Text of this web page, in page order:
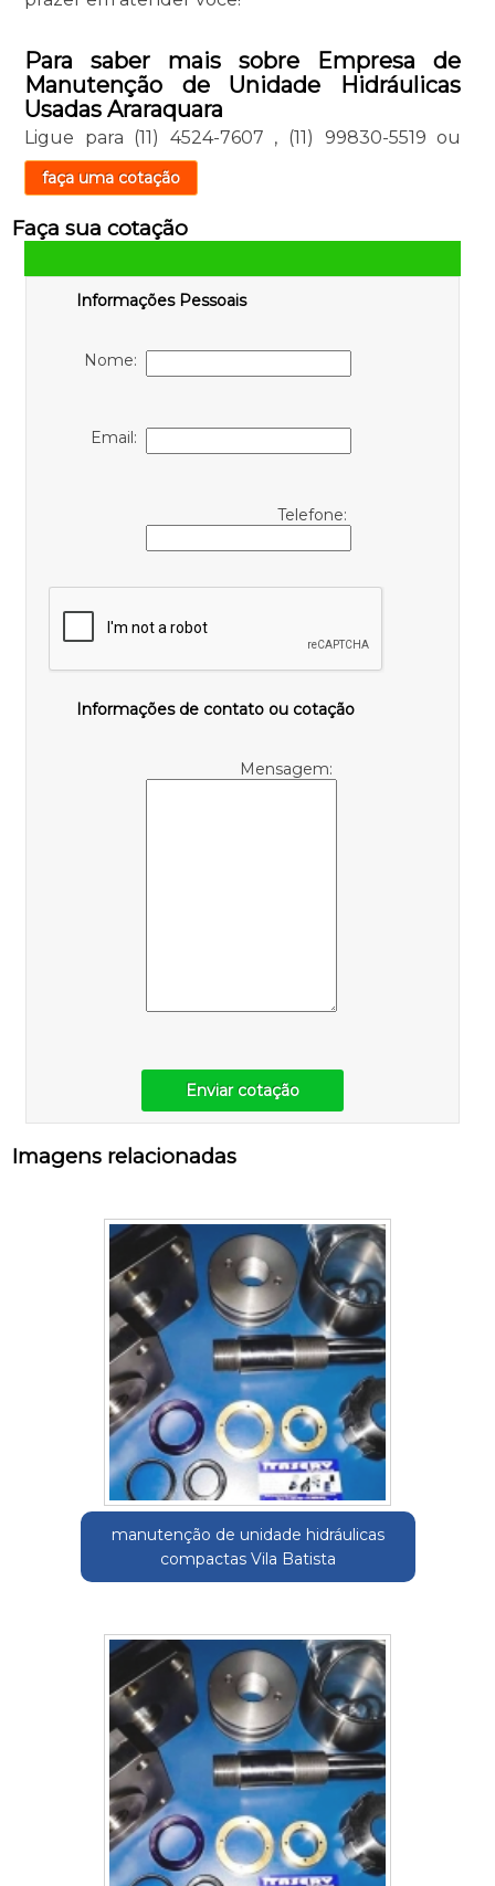
Para saber mais sobre Empresa de
Manutenção de Unidade Hidráulicas
Usadas Araraquara
Ligue para (11) 4524-7607 , (11) 99830-5519 ou
faça uma cotação
Faça sua cotação
Informações Pessoais
Nome:
Email:
Telefone:
Informações de contato ou cotação
Mensagem:
Enviar cotação
Imagens relacionadas
manutenção de unidade hidráulicas
compactas Vila Batista